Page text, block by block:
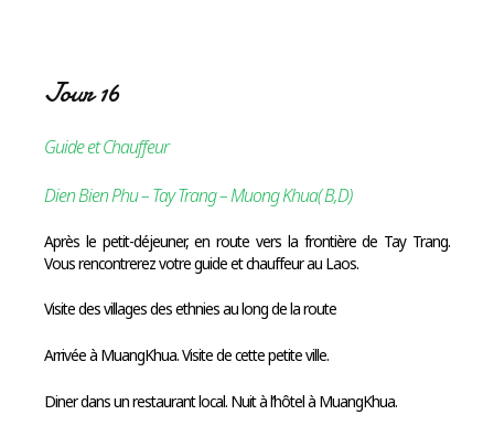
Jour 16
Guide et Chauffeur
Dien Bien Phu – Tay Trang – Muong Khua( B,D)
Après le petit-déjeuner, en route vers la frontière de Tay Trang.
Vous rencontrerez votre guide et chauffeur au Laos.
Visite des villages des ethnies au long de la route
Arrivée à MuangKhua. Visite de cette petite ville.
Diner dans un restaurant local. Nuit à l’hôtel à MuangKhua.